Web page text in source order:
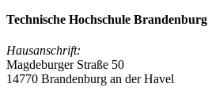
Technische Hochschule Brandenburg
Hausanschrift:
Magdeburger Straße 50
14770 Brandenburg an der Havel